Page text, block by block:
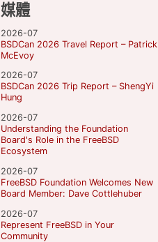
媒體
2026-07
BSDCan 2026 Travel Report – Patrick
McEvoy
2026-07
BSDCan 2026 Trip Report – ShengYi
Hung
2026-07
Understanding the Foundation
Board's Role in the FreeBSD
Ecosystem
2026-07
FreeBSD Foundation Welcomes New
Board Member: Dave Cottlehuber
2026-07
Represent FreeBSD in Your
Community